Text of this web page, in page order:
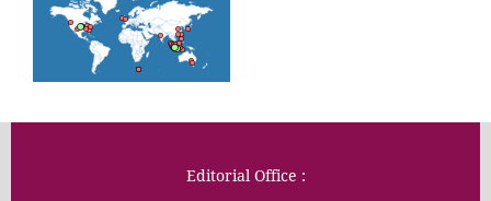
Editorial Office :